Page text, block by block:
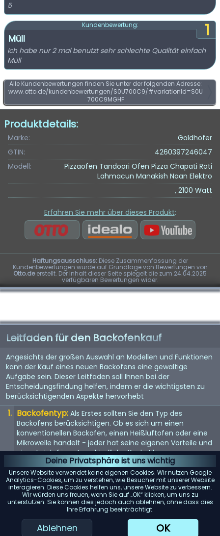
Deine Privatsphäre ist uns wichtig
Unsere Website verwendet keine eigenen Cookies. Wir nutzen Google
Analytics-Cookies, um zu verstehen, wie Besucher mit unserer Website
interagieren. Diese Cookies helfen uns, unsere Website zu verbessern.
Wir würden uns freuen, wenn Sie auf „OK“ klicken, um uns zu
unterstützen. Sie können dies jedoch auch ablehnen, ohne dass dies
Ihre Erfahrung beeinträchtigt.
Ablehnen OK
5
1
Kundenbewertung:
Müll
Ich habe nur 2 mal benutzt sehr schlechte Qualität einfach
Müll
Alle Kundenbewertungen finden Sie unter der folgenden Adresse:
www.otto.de/kundenbewertungen/S0U700C9/#variationId=S0U
700C9MGHF
Produktdetails:
Marke:
Goldhofer
GTIN:
4260397246047
Modell:
Pizzaofen Tandoori Ofen Pizza Chapati Roti
Lahmacun Manakish Naan Elektro
, 2100 Watt
Erfahren Sie mehr über dieses Produkt:
Haftungsausschluss:Diese Zusammenfassung der
Kundenbewertungen wurde auf Grundlage von Bewertungen von
Otto.deerstellt. Der Inhalt dieser Seite spiegelt die zum 24.04.2025
verfügbaren Bewertungen wider.
Leitfaden für den Backofenkauf
Angesichts der großen Auswahl an Modellen und Funktionen
kann der Kauf eines neuen Backofens eine gewaltige
Aufgabe sein. Dieser Leitfaden soll Ihnen bei der
Entscheidungsfindung helfen, indem er die wichtigsten zu
berücksichtigenden Aspekte hervorhebt
Backofentyp: Als Erstes sollten Sie den Typ des
Backofens berücksichtigen. Ob es sich um einen
konventionellen Backofen, einen Heißluftofen oder eine
Mikrowelle handelt - jeder hat seine eigenen Vorteile und
eignet sich für unterschiedliche Kochstile.
Größe: Die Größe des Backofens sollte sowohl Ihren
Kochanforderungen als auch dem verfügbaren Platz in
Ihrer Küche entsprechen. Messen Sie den verfügbaren
Raum und berücksichtigen Sie das Fassungsvermögen
des Backofens.
Energieeffizienz:
Achten Sie auf energieeffiziente
Modelle. Diese können zwar zunächst teurer sein, aber auf